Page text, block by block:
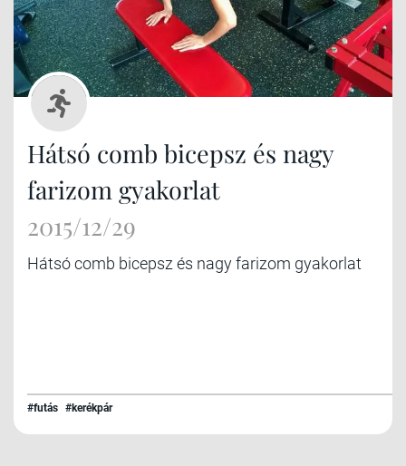
Hátsó comb bicepsz és nagy
farizom gyakorlat
2015/12/29
Hátsó comb bicepsz és nagy farizom gyakorlat
#futás #kerékpár